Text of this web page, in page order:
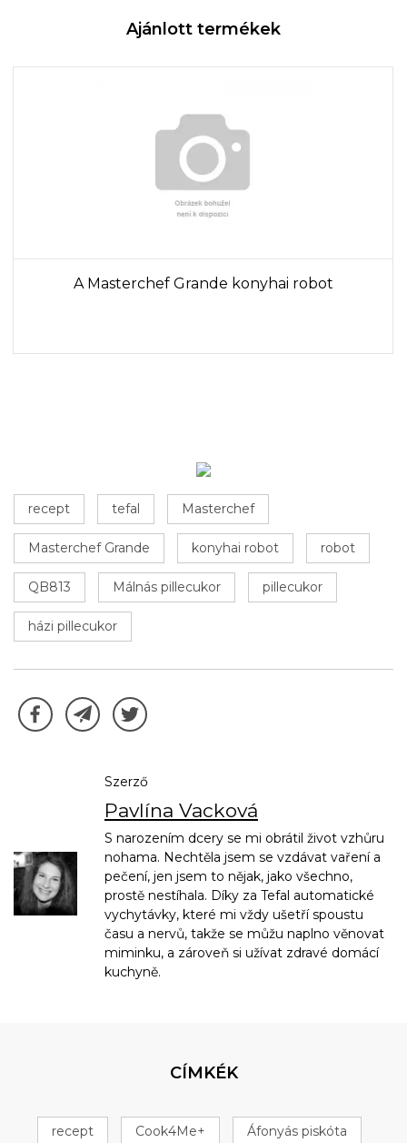
Ajánlott termékek
A Masterchef Grande konyhai robot
recept tefal Masterchef
Masterchef Grande konyhai robot robot
QB813 Málnás pillecukor pillecukor
házi pillecukor
Szerző
Pavlína Vacková
S narozením dcery se mi obrátil život vzhůru
nohama. Nechtěla jsem se vzdávat vaření a
pečení, jen jsem to nějak, jako všechno,
prostě nestíhala. Díky za Tefal automatické
vychytávky, které mi vždy ušetří spoustu
času a nervů, takže se můžu naplno věnovat
miminku, a zároveň si užívat zdravé domácí
kuchyně.
CÍMKÉK
recept Cook4Me+ Áfonyás piskóta